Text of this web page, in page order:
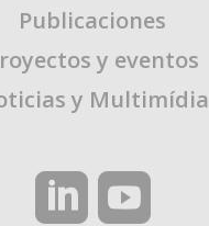
Publicaciones
y eventos
y Multimídia